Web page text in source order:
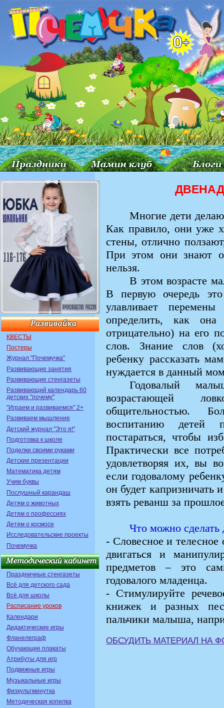
КВЕСТЫ
Постеры
Журнал "Почемучка"
Развивающие занятия
Развивающие стенгазеты
Развивающий календарь 60
детских "почему"
"Играем и развиваемся" 2+
Развиваем мышление
Детский журнал "Это я!"
Подготовка к школе
Поделки своими руками
Детские презентации
Математика детям
Учим буквы
Послушный карандаш
Детям о животных
Детям о профессиях
Детям о космосе
Исследовательские проекты
Почемучка
Праздничные стенгазеты
Всё для детского сада
Всё для школы
Расписание уроков
Календари
Дидактические игры
Фланелеграф
Обучающие плакаты
Атрибуты для игр
Подвижные игры
Музыкальные игры
Физкультминутка
Методическая копилка
Многие дети
Как правило, они уже
стены, отлично
При этом они знают
нельзя.
В этом возрасте
В первую очередь
улавливает
определить, как она
отрицательно) на его
слов. Знание слов
ребенку рассказать
нуждается в данный
Годовалый
возрастающей
общительностью.
воспитанию детей
постараться, чтобы
Практически все
удовлетворяя их, вы
если годовалому
он будет капризничать
взять реванш за
Что можно сделать
- Словесное и
двигаться и
предметов – это
годовалого младенца.
- Стимулируйте
книжек и разных
пальчики малыша,
ОБСУДИТЬ МАТЕРИАЛ НА